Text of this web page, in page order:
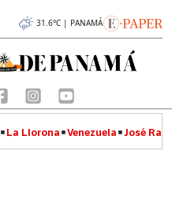
31.6°C | PANAMÁ
La Llorona Venezuela José